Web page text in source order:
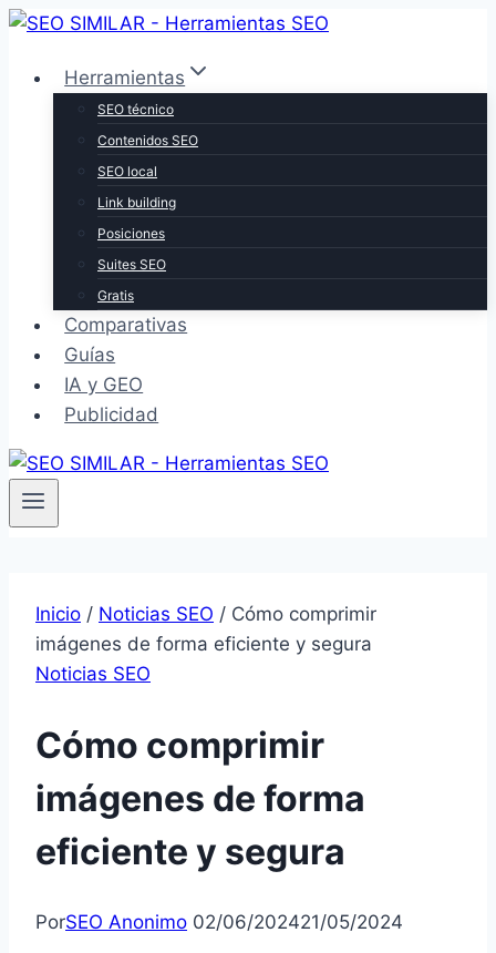
Saltar
contenidoHerramientas
SEO técnico
Contenidos SEO
SEO local
Link building
Posiciones
Suites SEO
Gratis
Comparativas
Guías
IA y GEO
Publicidad
Inicio / Noticias SEO / Cómo comprimir
imágenes de forma eficiente y segura
Noticias SEO
Cómo comprimir
imágenes de forma
eficiente y segura
PorSEO Anonimo 02/06/202421/05/2024